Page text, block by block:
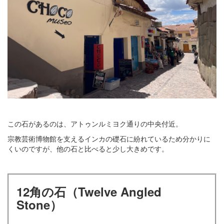
この石があるのは、アトゥンルミヨク通りの中央付近。
宗教芸術博物館を支えるインカの礎石に紛れているため分かりに
くいのですが、他の石と比べると少し大きめです。
12角の石（Twelve Angled
Stone）